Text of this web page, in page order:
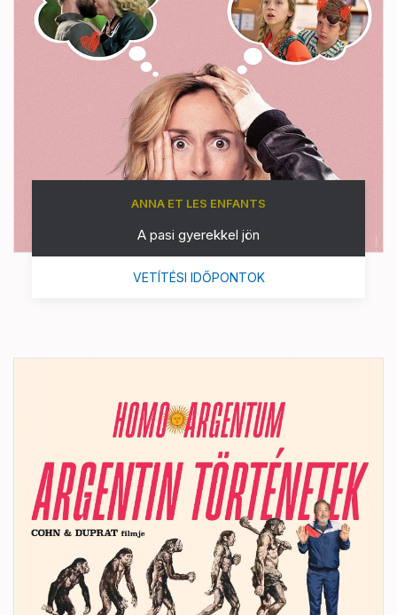
ANNA ET LES ENFANTS
A pasi gyerekkel jön
VETÍTÉSI IDŐPONTOK